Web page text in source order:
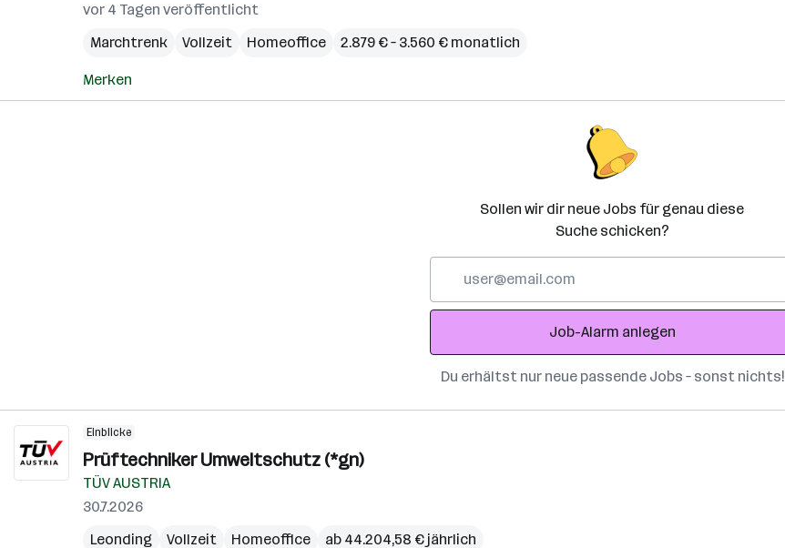
vor 4 Tagen veröffentlicht
Marchtrenk
Vollzeit Homeoffice 2.879 € – 3.560 € monatlich
Merken
Sollen wir dir neue Jobs für genau diese
Suche schicken?
Adresse
Job-Alarm anlegen
Du erhältst nur neue passende Jobs – sonst nichts!
Einblicke
Prüftechniker Umweltschutz (*gn)
TÜV AUSTRIA
30.7.2026
Leonding
Vollzeit Homeoffice ab 44.204,58 € jährlich